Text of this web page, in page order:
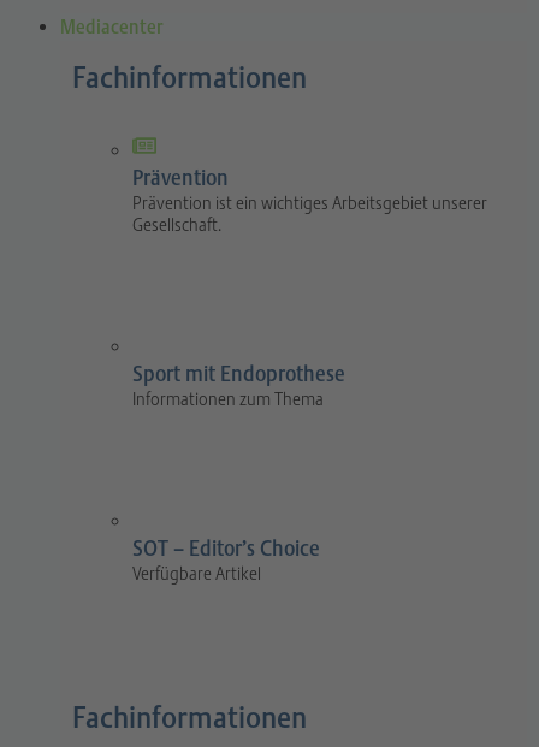
Mediacenter
Fachinformationen
Prävention
Prävention ist ein wichtiges Arbeitsgebiet unserer
Gesellschaft.
Sport mit Endoprothese
Informationen zum Thema
SOT – Editor’s Choice
Verfügbare Artikel
Fachinformationen